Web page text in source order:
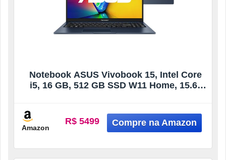
Notebook ASUS Vivobook 15, Intel Core
i5, 16 GB, 512 GB SSD W11 Home, 15.6”
Amazon
R$ 5499